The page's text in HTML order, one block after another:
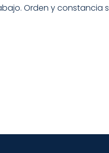
Orden y constancia